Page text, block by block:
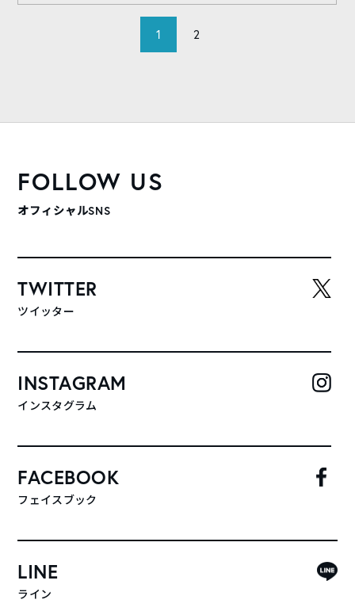
1 2
FOLLOW US
オフィシャルSNS
TWITTER
ツイッター
INSTAGRAM
インスタグラム
FACEBOOK
フェイスブック
LINE
ライン